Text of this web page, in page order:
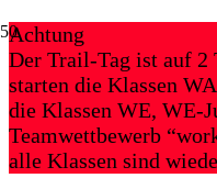
Achtung
Der Trail-Tag ist auf 2
starten die Klassen
die Klassen WE, WE-
Teamwettbewerb
alle Klassen sind